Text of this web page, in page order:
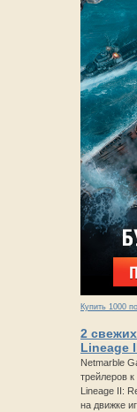
Купить 1000
2
Lineage
Netmarble
трейлеров
Lineage II:
на движке